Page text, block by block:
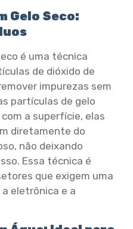
Gelo Seco:
é uma técnica
de dióxido de
impurezas sem
partículas de gelo
a superfície, elas
diretamente do
não deixando
Essa técnica é
que exigem uma
eletrônica e a